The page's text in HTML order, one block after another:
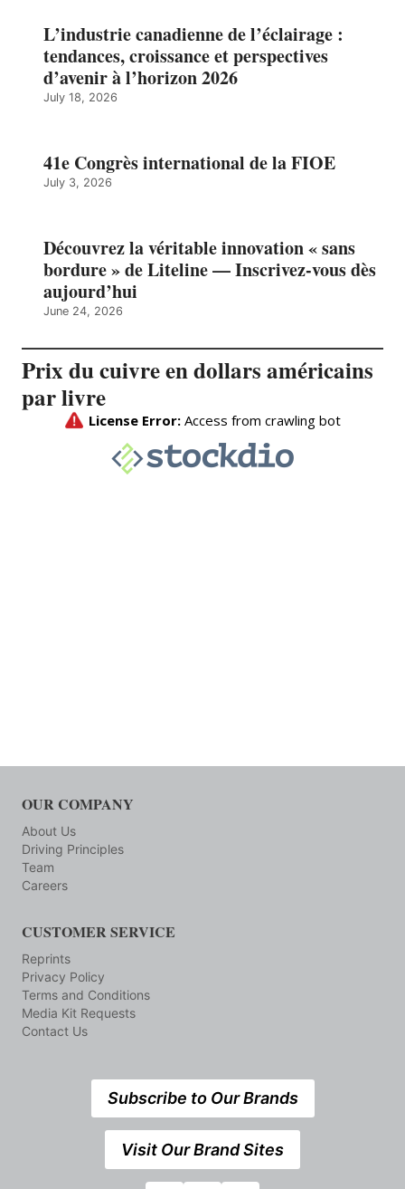
L’industrie canadienne de l’éclairage :
tendances, croissance et perspectives
d’avenir à l’horizon 2026
July 18, 2026
41e Congrès international de la FIOE
July 3, 2026
Découvrez la véritable innovation « sans
bordure » de Liteline — Inscrivez-vous dès
aujourd’hui
June 24, 2026
Prix du cuivre en dollars américains
par livre
OUR COMPANY
About Us
Driving Principles
Team
Careers
CUSTOMER SERVICE
Reprints
Privacy Policy
Terms and Conditions
Media Kit Requests
Contact Us
Subscribe to Our Brands
Visit Our Brand Sites